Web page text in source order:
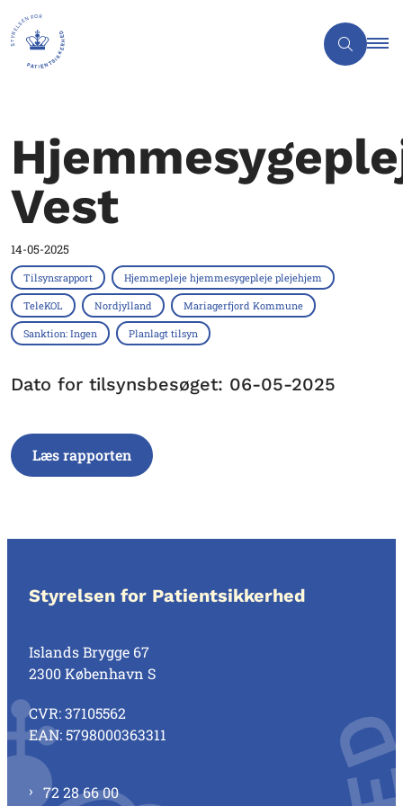
Vest
14-05-2025
Tilsynsrapport Hjemmepleje hjemmesygepleje plejehjem
TeleKOL Nordjylland Mariagerfjord Kommune
Sanktion: Ingen Planlagt tilsyn
Dato for tilsynsbesøget: 06-05-2025
Læs rapporten
Styrelsen for Patientsikkerhed
Islands Brygge 67
2300 København S
CVR: 37105562
EAN: 5798000363311
72 28 66 00